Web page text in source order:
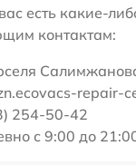
есть какие-
контактам:
repair-
254-50-42
с 9:00 до